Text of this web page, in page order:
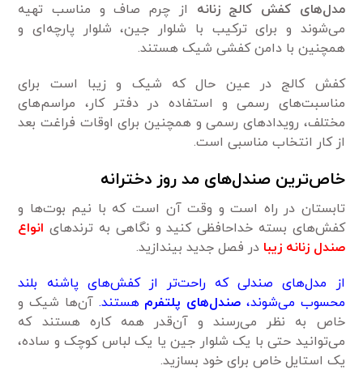
مدل‌های کفش کالج زنانه از چرم صاف و مناسب تهیه
می‌شوند و برای ترکیب با شلوار جین، شلوار پارچه‌ای و
همچنین با دامن کفشی شیک هستند.
کفش کالج در عین حال که شیک و زیبا است برای
مناسبت‌های رسمی و استفاده در دفتر کار، مراسم‌های
مختلف، رویدادهای رسمی و همچنین برای اوقات فراغت بعد
از کار انتخاب مناسبی است.
خاص‌ترین صندل‌های مد روز دخترانه
تابستان در راه است و وقت آن است که با نیم بوت‌ها و
کفش‌های بسته خداحافظی کنید و نگاهی به ترندهای انواع
صندل زنانه زیبا در فصل جدید بیندازید.
از مدل‌های صندلی که راحت‌تر از کفش‌های پاشنه بلند
محسوب می‌شوند، صندل‌های پلتفرم هستند. آن‌ها شیک و
خاص به نظر می‌رسند و آن‌قدر همه کاره هستند که
می‌توانید حتی با یک شلوار جین یا یک لباس کوچک و ساده،
یک استایل خاص برای خود بسازید.